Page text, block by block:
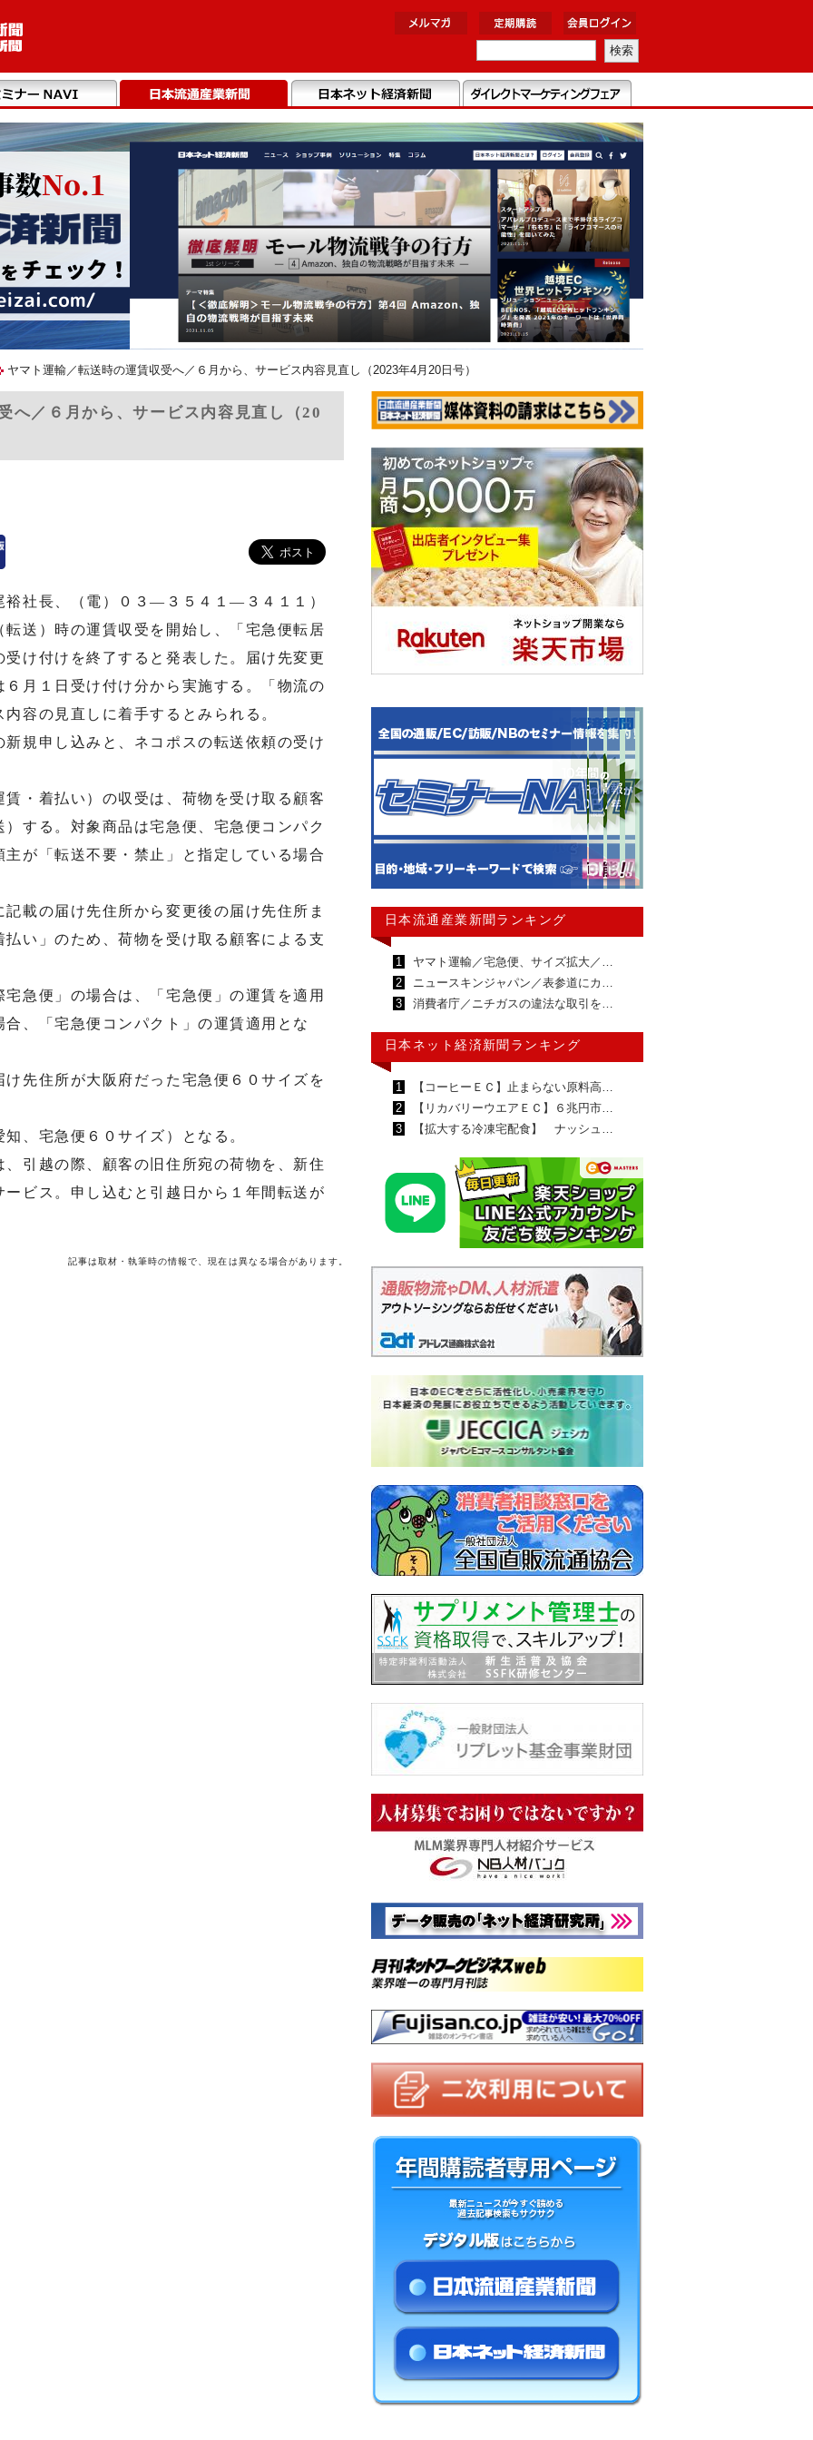
ヤマト運輸／転送時の運賃収受へ／６月から、サービス内容見直し（2023年4月20日号）
へ／６月から、サービス内容見直し（20
社長、（電）０３―３５４１―３４１１）
送）時の運賃収受を開始し、「宅急便転居
け付けを終了すると発表した。届け先変更
月１日受け付け分から実施する。「物流の
容の見直しに着手するとみられる。
規申し込みと、ネコポスの転送依頼の受け
・着払い）の収受は、荷物を受け取る顧客
する。対象商品は宅急便、宅急便コンパク
主が「転送不要・禁止」と指定している場合
載の届け先住所から変更後の届け先住所ま
い」のため、荷物を受け取る顧客による支
急便」の場合は、「宅急便」の運賃を適用
、「宅急便コンパクト」の運賃適用とな
先住所が大阪府だった宅急便６０サイズを
、宅急便６０サイズ）となる。
引越の際、顧客の旧住所宛の荷物を、新住
ビス。申し込むと引越日から１年間転送が
記事は取材・執筆時の情報で、現在は異なる場合があります。
日本流通産業新聞ランキング
1
ヤマト運輸／宅急便、サイズ拡大／…
2
ニュースキンジャパン／表参道にカ…
3
消費者庁／ニチガスの違法な取引を…
日本ネット経済新聞ランキング
1
【コーヒーＥＣ】止まらない原料高…
2
【リカバリーウエアＥＣ】６兆円市…
3
【拡大する冷凍宅配食】 ナッシュ…